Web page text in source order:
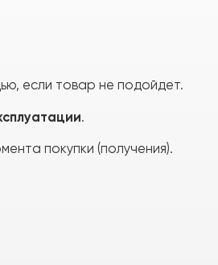
если товар не подойдет.
.
покупки (получения).